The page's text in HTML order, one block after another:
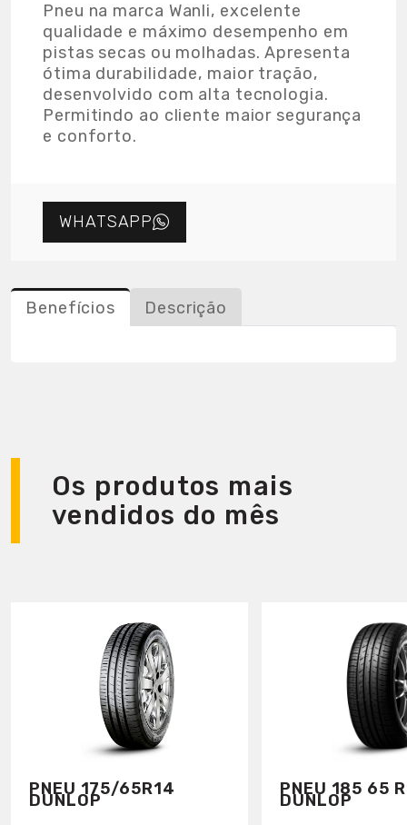
Pneu na marca Wanli, excelente
qualidade e máximo desempenho em
pistas secas ou molhadas. Apresenta
ótima durabilidade, maior tração,
desenvolvido com alta tecnologia.
Permitindo ao cliente maior segurança
e conforto.
WHATSAPP
Benefícios Descrição
Os produtos mais
vendidos do mês
PNEU 175/65R14
DUNLOP
PNEU 185 65
DUNLOP